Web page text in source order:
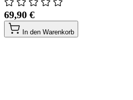
69,90 €
In den Warenkorb